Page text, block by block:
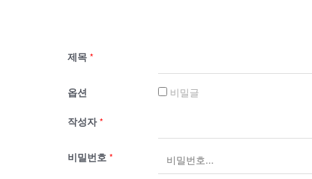
제목 *
옵션 비밀글
작성자 *
비밀번호 *